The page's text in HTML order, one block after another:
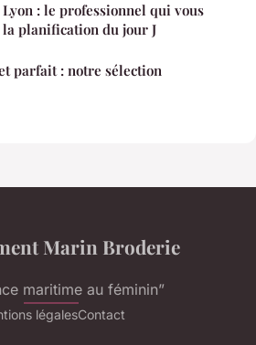
: le professionnel qui vous
la planification du jour J
parfait : notre sélection
Marin Broderie
maritime au féminin”
légalesContact